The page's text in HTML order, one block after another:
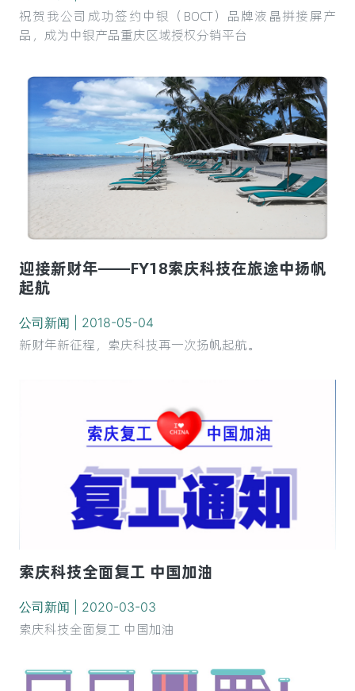
祝贺我公司成功签约中银（BOCT）品牌液晶拼接屏产
品，成为中银产品重庆区域授权分销平台
迎接新财年——FY18索庆科技在旅途中扬帆
起航
公司新闻 | 2018-05-04
新财年新征程，索庆科技再一次扬帆起航。
索庆科技全面复工 中国加油
公司新闻 | 2020-03-03
索庆科技全面复工 中国加油